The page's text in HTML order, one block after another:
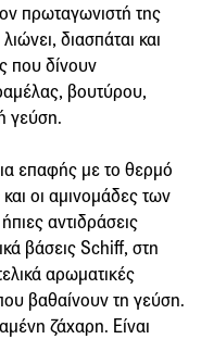
πρωταγωνιστή της
διασπάται και
που δίνουν
βουτύρου,
γεύση.
επαφής με το θερμό
οι αμινομάδες των
αντιδράσεις
βάσεις Schiff, στη
αρωματικές
βαθαίνουν τη γεύση.
ζάχαρη. Είναι